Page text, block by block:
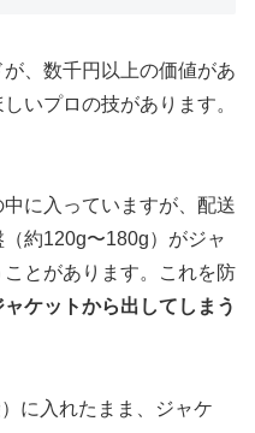
、数千円以上の価値があ
いプロの技があります。
に入っていますが、配送
約120g〜180g）がジャ
とがあります。これを防
ャケットから出してしまう
に入れたまま、ジャケ